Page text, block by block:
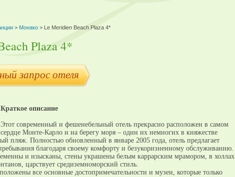
> Монако> Le Meridien Beach Plaza 4*
Plaza 4*
запрос отеля
Краткое описание
Этот современный и фешенебельный отель прекрасно расположен в самом
сердце Монте-Карло и на берегу моря – один их немногих в княжестве
пляж. Полностью обновленный в январе 2005 года, отель предлагает
благодаря своему комфорту и безукоризненному обслуживанию.
и изысканы, стены украшены белым каррарским мрамором, в холлах
царствует средиземноморский стиль.
все основные достопримечательности и музеи, которые только